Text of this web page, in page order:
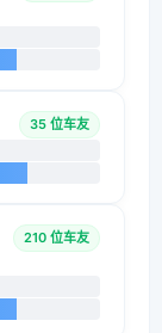
35 位车友
210 位车友